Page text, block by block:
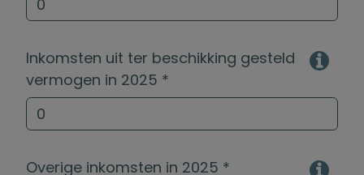
Inkomsten uit ter beschikking gesteld
vermogen in 2025 *
Overige inkomsten in 2025 *